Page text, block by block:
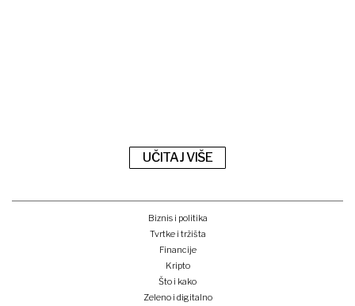
UČITAJ VIŠE
Biznis i politika
Tvrtke i tržišta
Financije
Kripto
Što i kako
Zeleno i digitalno